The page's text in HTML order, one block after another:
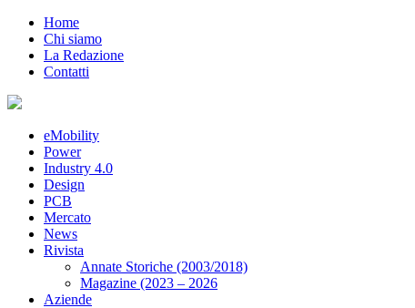
Home
Chi siamo
La Redazione
Contatti
eMobility
Power
Industry 4.0
Design
PCB
Mercato
News
Rivista
Annate Storiche (2003/2018)
Magazine (2023 – 2026
Aziende